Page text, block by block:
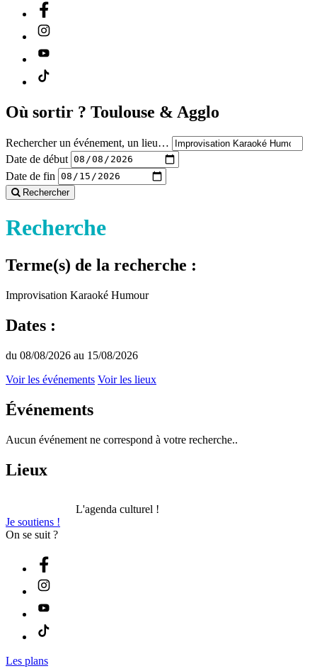
Où sortir ? Toulouse & Agglo
Rechercher un événement, un lieu…
Date de début
Date de fin
Rechercher
Recherche
Terme(s) de la recherche :
Improvisation Karaoké Humour
Dates :
du 08/08/2026 au 15/08/2026
Voir les événements Voir les lieux
Événements
Aucun événement ne correspond à votre recherche..
Lieux
L'agenda culturel !
Je soutiens !
On se suit ?
Les plans